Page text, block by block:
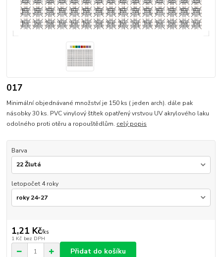
017
Minimální objednávané množství je 150 ks ( jeden arch). dále pak
násobky 30 ks. PVC vinylový štítek opatřený vrstvou UV akrylového laku
odolného proti otěru a ropouštědlům. celý popis
Barva
letopočet 4 roky
1,21 Kč/ks
1 Kč bez DPH
Přidat do košíku